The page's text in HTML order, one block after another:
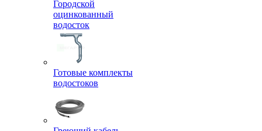
Городской
оцинкованный
водосток
Готовые комплекты
водостоков